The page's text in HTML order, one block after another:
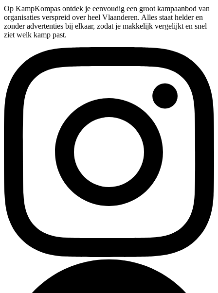
Op KampKompas ontdek je eenvoudig een groot kampaanbod van
organisaties verspreid over heel Vlaanderen. Alles staat helder en
zonder advertenties bij elkaar, zodat je makkelijk vergelijkt en snel
ziet welk kamp past.